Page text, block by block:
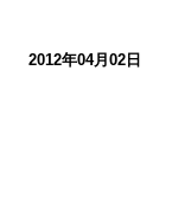
2012年04月02日